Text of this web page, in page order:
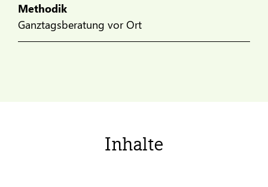
Methodik
Ganztagsberatung vor Ort
Inhalte